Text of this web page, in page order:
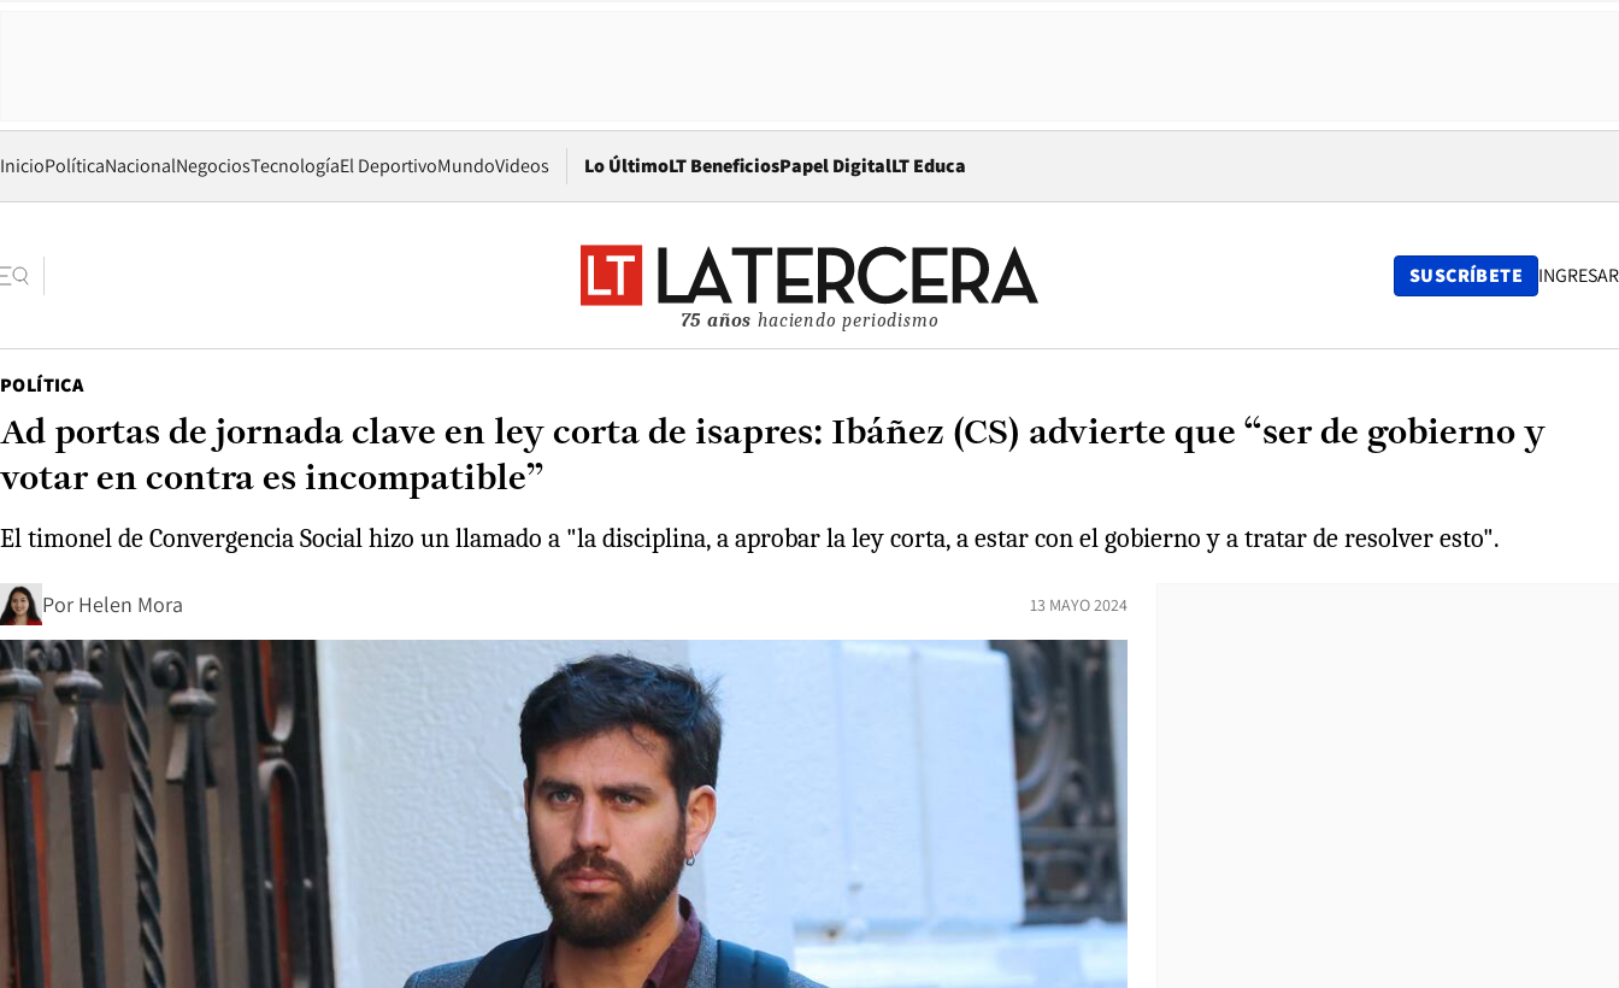
InicioPolíticaNacionalNegociosTecnologíaEl DeportivoMundoVideos Lo ÚltimoLT BeneficiosPapel DigitalOpens in new window
LT Educa
75 años haciendo periodismo
SUSCRÍBETE INGRESAR
POLÍTICA
Ad portas de jornada clave en ley corta de isapres: Ibáñez (CS) advierte que “ser de gobierno y
votar en contra es incompatible”
El timonel de Convergencia Social hizo un llamado a "la disciplina, a aprobar la ley corta, a estar con el gobierno y a tratar de resolver esto".
Por Helen Mora 13 MAYO 2024